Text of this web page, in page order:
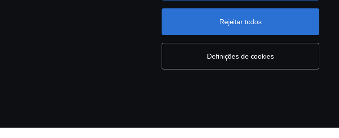
Definições de cookies
Rejeitar todos